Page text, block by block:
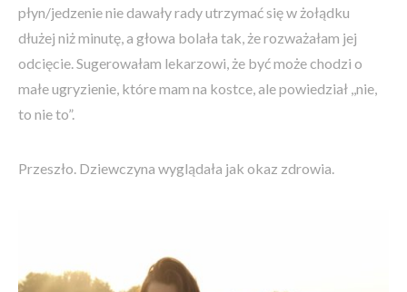
płyn/jedzenie nie dawały rady utrzymać się w żołądku
dłużej niż minutę, a głowa bolała tak, że rozważałam jej
odcięcie. Sugerowałam lekarzowi, że być może chodzi o
małe ugryzienie, które mam na kostce, ale powiedział ,,nie,
to nie to”.
Przeszło. Dziewczyna wyglądała jak okaz zdrowia.